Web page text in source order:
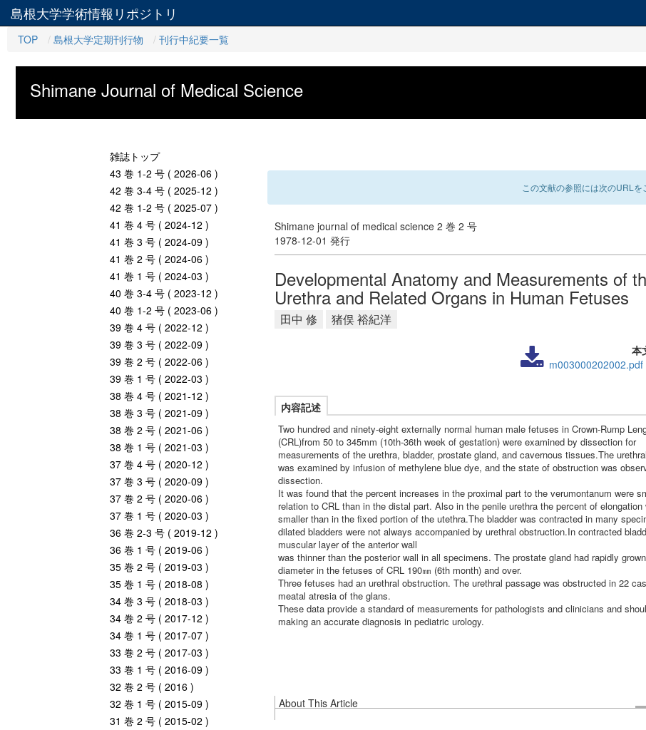
島根大学学術情報リポジトリ
TOP
島根大学定期刊行物 刊行中紀要一覧
Shimane Journal of Medical Science
雑誌トップ
43 巻 1-2 号 ( 2026-06 )
42 巻 3-4 号 ( 2025-12 )
42 巻 1-2 号 ( 2025-07 )
41 巻 4 号 ( 2024-12 )
41 巻 3 号 ( 2024-09 )
41 巻 2 号 ( 2024-06 )
41 巻 1 号 ( 2024-03 )
40 巻 3-4 号 ( 2023-12 )
40 巻 1-2 号 ( 2023-06 )
39 巻 4 号 ( 2022-12 )
39 巻 3 号 ( 2022-09 )
39 巻 2 号 ( 2022-06 )
39 巻 1 号 ( 2022-03 )
38 巻 4 号 ( 2021-12 )
38 巻 3 号 ( 2021-09 )
38 巻 2 号 ( 2021-06 )
38 巻 1 号 ( 2021-03 )
37 巻 4 号 ( 2020-12 )
37 巻 3 号 ( 2020-09 )
37 巻 2 号 ( 2020-06 )
37 巻 1 号 ( 2020-03 )
36 巻 2-3 号 ( 2019-12 )
36 巻 1 号 ( 2019-06 )
35 巻 2 号 ( 2019-03 )
35 巻 1 号 ( 2018-08 )
34 巻 3 号 ( 2018-03 )
34 巻 2 号 ( 2017-12 )
34 巻 1 号 ( 2017-07 )
33 巻 2 号 ( 2017-03 )
33 巻 1 号 ( 2016-09 )
32 巻 2 号 ( 2016 )
32 巻 1 号 ( 2015-09 )
31 巻 2 号 ( 2015-02 )
この文献の参照には次のURLを
Shimane journal of medical science 2 巻 2 号
1978-12-01 発行
Developmental Anatomy and Measurements of
Urethra and Related Organs in Human Fetuses
田中 修 猪俣 裕紀洋
本
m003000202002.pdf
内容記述
Two hundred and ninety-eight externally normal human male fetuses in Crown-Rump
(CRL)from 50 to 345mm (10th-36th week of gestation) were examined by dissection for
measurements of the urethra, bladder, prostate gland, and cavernous tissues.The
was examined by infusion of methylene blue dye, and the state of obstruction was
dissection.
It was found that the percent increases in the proximal part to the verumontanum were
relation to CRL than in the distal part. Also in the penile urethra the percent of elongation
smaller than in the fixed portion of the utethra.The bladder was contracted in many
dilated bladders were not always accompanied by urethral obstruction.In contracted
muscular layer of the anterior wall
was thinner than the posterior wall in all specimens. The prostate gland had rapidly
diameter in the fetuses of CRL 190㎜ (6th month) and over.
Three fetuses had an urethral obstruction. The urethral passage was obstructed in 22
meatal atresia of the glans.
These data provide a standard of measurements for pathologists and clinicians and
making an accurate diagnosis in pediatric urology.
About This Article